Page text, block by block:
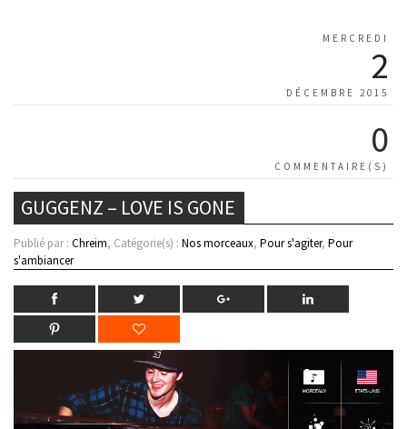
MERCREDI
2
DÉCEMBRE 2015
0
COMMENTAIRE(S)
GUGGENZ – LOVE IS GONE
Publié par : Chreim, Catégorie(s) : Nos morceaux, Pour s'agiter, Pour
s'ambiancer